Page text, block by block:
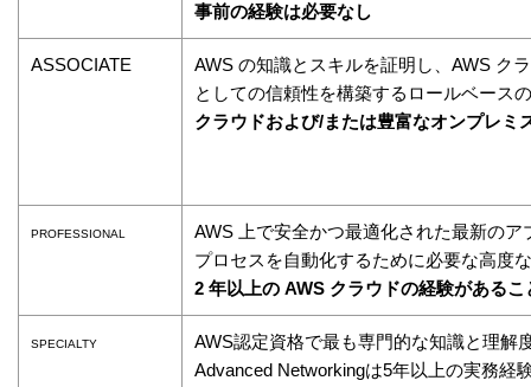
事前の経験は必要なし
ASSOCIATE
AWS の知識とスキルを証明し、AWS ク
としての信頼性を構築するロールベース
クラウドおよび/または豊富なオンプレミ
PROFESSIONAL
AWS 上で安全かつ最適化された最新の
プロセスを自動化するために必要な高度
2 年以上の AWS クラウドの経験があるこ
SPECIALTY
AWS認定資格で最も専門的な知識と理解
Advanced Networkingは5年以上の実務経